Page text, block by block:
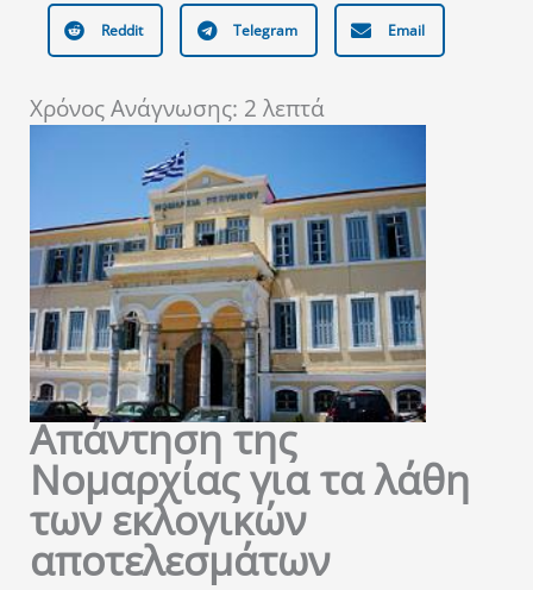
Reddit Telegram Email
Χρόνος Ανάγνωσης: 2 λεπτά
Απάντηση της
Νομαρχίας για τα λάθη
των εκλογικών
αποτελεσμάτων